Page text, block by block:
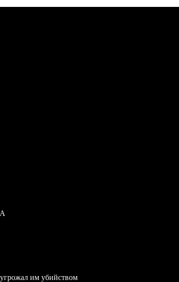
им убийством